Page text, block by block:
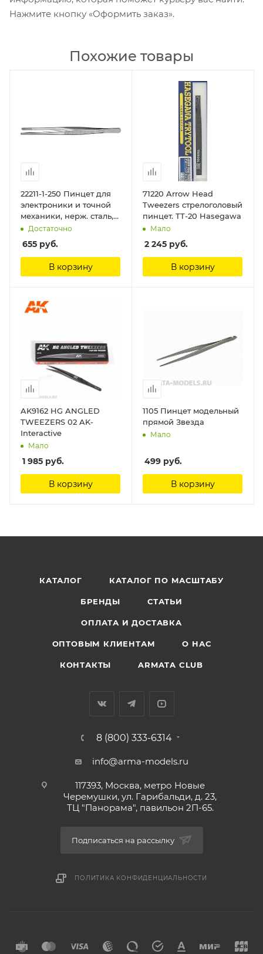
Нажмите кнопку «Оформить заказ».
Похожие товары
22211-1-250 Пинцет для
электроники и точной
механики, нерж. сталь,
антимагнит, прямой,
закругленные губки,
250мм Зубр
Достаточно
655 руб.
В корзину
71220 Arrow Head
Tweezers стрелоголовый
пинцет. TT-20 Hasegawa
Мало
2 245 руб.
В корзину
AK9162 HG ANGLED
TWEEZERS 02 AK-
Interactive
Мало
1 985 руб.
В корзину
1105 Пинцет модельный
прямой Звезда
Мало
499 руб.
В корзину
КАТАЛОГ КАТАЛОГ ПО МАСШТАБУ
БРЕНДЫ СТАТЬИ
ОПЛАТА И ДОСТАВКА
ОПТОВЫМ КЛИЕНТАМ О НАС
КОНТАКТЫ ARMATA CLUB
8 (800) 333-6314
info@arma-models.ru
117393, Москва, метро Новые
Черемушки, ул. Гарибальди, д. 23,
ТЦ "Панорама", павильон 2П-65.
Подписаться на рассылку
ПОЛИТИКА КОНФИДЕНЦИАЛЬНОСТИ